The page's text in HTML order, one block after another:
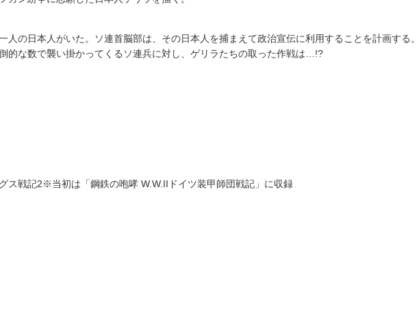
（11）【特
付き】
KEYMAN（13）【電
子限定特典ペーパー
夜光雲のサリッサ（1
3）＜完全版＞
人の日本人がいた。ソ連首脳部は、その日本人を捕まえて政治宣伝に利用することを計画する
的な数で襲い掛かってくるソ連兵に対し、ゲリラたちの取った作戦は…!?
ス戦記2※当初は「鋼鉄の咆哮 W.W.IIドイツ装甲師団戦記」に収録